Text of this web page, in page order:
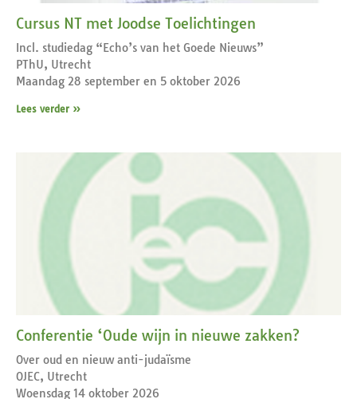
Cursus NT met Joodse Toelichtingen
Incl. studiedag “Echo’s van het Goede Nieuws”
PThU, Utrecht
Maandag 28 september en 5 oktober 2026
Lees verder »
Conferentie ‘Oude wijn in nieuwe zakken?
Over oud en nieuw anti-judaïsme
OJEC, Utrecht
Woensdag 14 oktober 2026